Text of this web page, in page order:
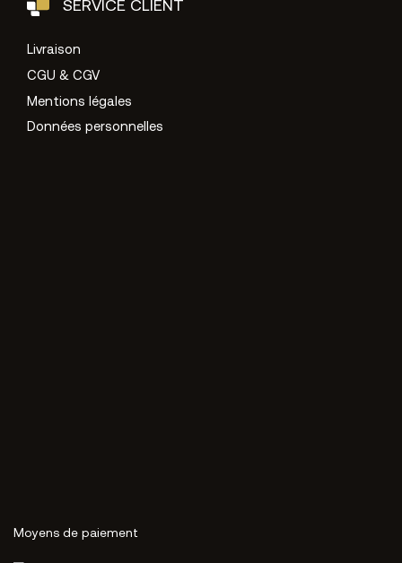
SERVICE CLIENT
Livraison
CGU & CGV
Mentions légales
Données personnelles
Moyens de paiement